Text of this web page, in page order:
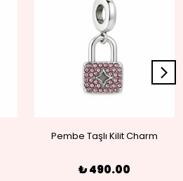
Pembe Taşlı Kilit Charm
₺ 490.00